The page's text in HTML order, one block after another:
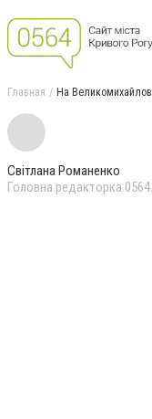
Главная На
Світлана Романенко
Головна редакторка